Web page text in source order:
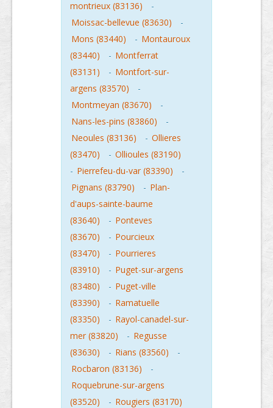
montrieux (83136)
-
Moissac-bellevue (83630)
-
Mons (83440)
- Montauroux
(83440)
- Montferrat
(83131)
- Montfort-sur-
argens (83570)
-
Montmeyan (83670)
-
Nans-les-pins (83860)
-
Neoules (83136)
- Ollieres
(83470)
- Ollioules (83190)
- Pierrefeu-du-var (83390)
-
Pignans (83790)
- Plan-
d'aups-sainte-baume
(83640)
- Ponteves
(83670)
- Pourcieux
(83470)
- Pourrieres
(83910)
- Puget-sur-argens
(83480)
- Puget-ville
(83390)
- Ramatuelle
(83350)
- Rayol-canadel-sur-
mer (83820)
- Regusse
(83630)
- Rians (83560)
-
Rocbaron (83136)
-
Roquebrune-sur-argens
(83520)
- Rougiers (83170)